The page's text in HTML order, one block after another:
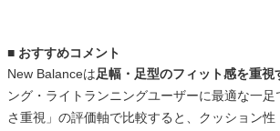
■ おすすめコメント
New Balanceは足幅・足型のフィット感を重視
ング・ライトランニングユーザーに最適な一
さ重視」の評価軸で比較すると、クッション性